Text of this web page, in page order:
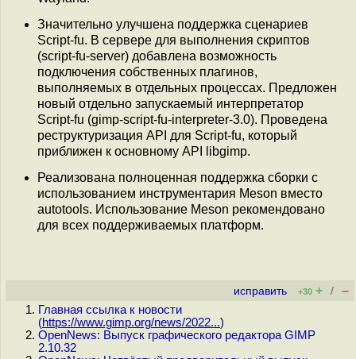
Значительно улучшена поддержка сценариев
Script-fu. В сервере для выполнения скриптов
(script-fu-server) добавлена возможность
подключения собственных плагинов,
выполняемых в отдельных процессах. Предложен
новый отдельно запускаемый интерпретатор
Script-fu (gimp-script-fu-interpreter-3.0). Проведена
реструктуризация API для Script-fu, который
приближен к основному API libgimp.
Реализована полноценная поддержка сборки с
использованием инструментария Meson вместо
autotools. Использование Meson рекомендовано
для всех поддерживаемых платформ.
исправить +30 + / –
Главная ссылка к новости
(https://www.gimp.org/news/2022...)
OpenNews: Выпуск графического редактора GIMP
2.10.32